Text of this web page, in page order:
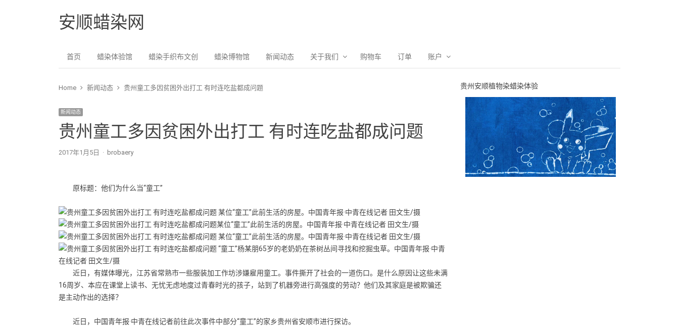
安顺蜡染网
首页 蜡染体验馆 蜡染手织布文创 蜡染博物馆 新闻动态 关于我们 购物车 订单 账户
Home 新闻动态 贵州童工多因贫困外出打工 有时连吃盐都成问题
新闻动态
贵州童工多因贫困外出打工 有时连吃盐都成问题
2017年1月5日 Author
brobaery
原标题：他们为什么当“童工”
某位“童工”此前生活的房屋。中国青年报·中青在线记者 田文生/摄
某位“童工”此前生活的房屋。中国青年报·中青在线记者 田文生/摄
某位“童工”此前生活的房屋。中国青年报·中青在线记者 田文生/摄
“童工”杨某朋65岁的老奶奶在茶树丛间寻找和挖掘虫草。中国青年报·中青
在线记者 田文生/摄
近日，有媒体曝光，江苏省常熟市一些服装加工作坊涉嫌雇用童工。事件撕开了社会的一道伤口。是什么原因让这些未满
16周岁、本应在课堂上读书、无忧无虑地度过青春时光的孩子，站到了机器旁进行高强度的劳动？他们及其家庭是被欺骗还
是主动作出的选择？
近日，中国青年报·中青在线记者前往此次事件中部分“童工”的家乡贵州省安顺市进行探访。
贵州安顺植物染蜡染体验